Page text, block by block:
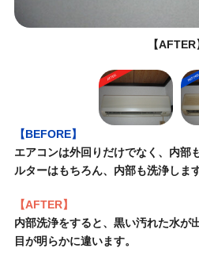
【AFTER
【BEFORE】
エアコンは外回りだけでなく、内部
ルターはもちろん、内部も洗浄します
【AFTER】
内部洗浄をすると、黒い汚れた水が
目が明らかに違います。